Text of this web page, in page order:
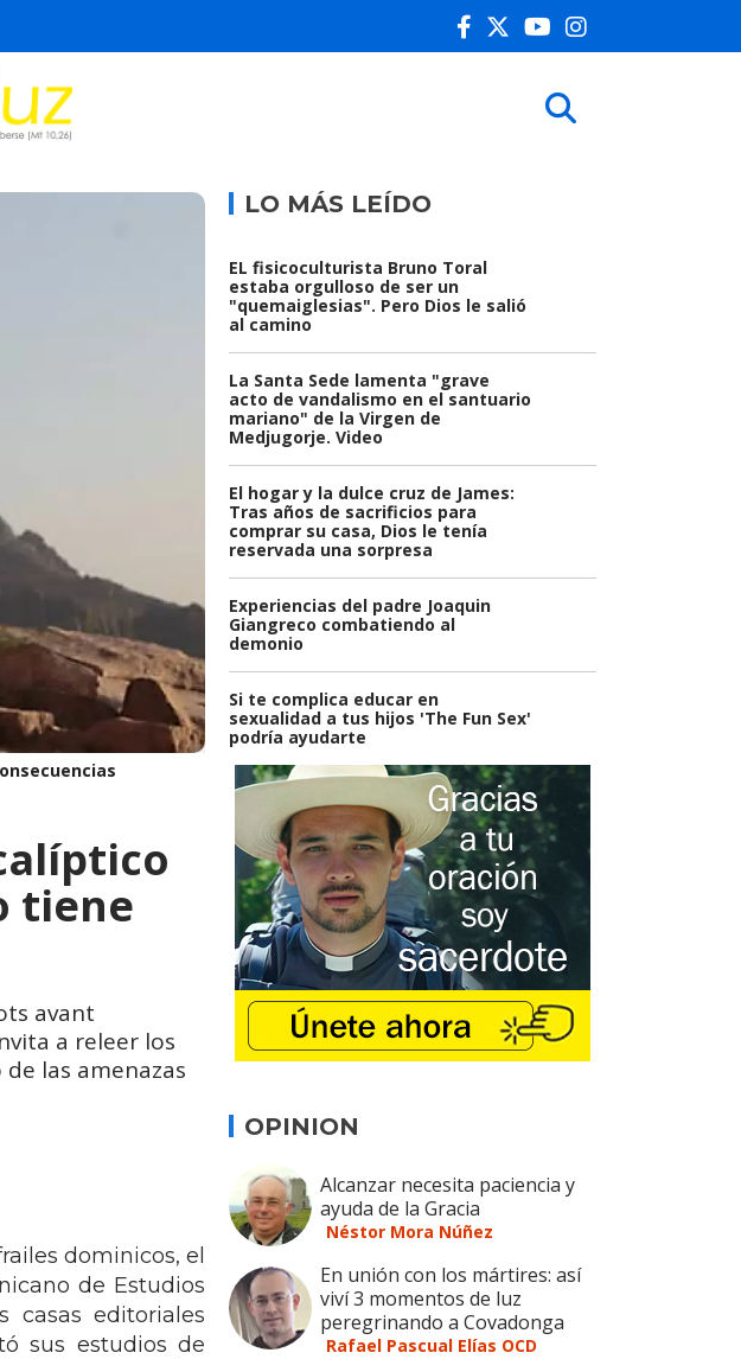
tiene
avant
a releer los
las amenazas
dominicos, el
de Estudios
casas editoriales
sus estudios de
LO MÁS LEÍDO
EL fisicoculturista Bruno Toral
estaba orgulloso de ser un
"quemaiglesias". Pero Dios le salió
al camino
La Santa Sede lamenta "grave
acto de vandalismo en el santuario
mariano" de la Virgen de
Medjugorje. Video
El hogar y la dulce cruz de James:
Tras años de sacrificios para
comprar su casa, Dios le tenía
reservada una sorpresa
Experiencias del padre Joaquin
Giangreco combatiendo al
demonio
Si te complica educar en
sexualidad a tus hijos 'The Fun Sex'
podría ayudarte
OPINION
Alcanzar necesita paciencia y
ayuda de la Gracia
Néstor Mora Núñez
En unión con los mártires: así
viví 3 momentos de luz
peregrinando a Covadonga
Rafael Pascual Elías OCD